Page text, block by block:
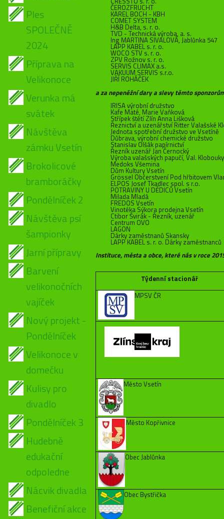
Ples
SPOLEČNĚ
2024
Příprava na
Velikonoce
Verunka má
svátek
Návštěva
zámku Vsetín
Brokolicové
bramboráčky
Pondělníček 2
Návštěva psí
šampionky
Jarní přípravy
Barvení
velikonočních
vajíček
Nový projekt -
Pondělníček
Velikonoce v
domečku
Kulisy pro
divadlo
Pondělníček 3
Hudebně
edukační
odpoledne
Nácvik divadla
Benefiční akce
ČEROZFRUCHT
KAREL BOCH - KBH
COMET SYSTEM
H&B Delta, s. r. o.
TVD - Technická výroba, a. s.
Ing MARTINA SIVALOVÁ, Jablůnka 547
LAPP KABEL s. r. o.
WOCO STV s. r. o.
ZPV Rožnov s. r. o.
SERVIS CLIMAX a.s.
VAKUUM SERVIS s.r.o.
JIŘÍ ROHÁČEK
a za nepeněžní dary a slevy těmto
IRISA výrobní družstvo
Kafe Maté, Marie Vaňková
Střípek štětí Zlín Anna Lišková
Řeznictví a uzenářství Ritter Valašské
Jednota spotřební družstvo ve Vsetíně
Důbrava, výrobní chemické družstvo
Stanislav Olšák papírnictví
Řezník uzenář Jan Černocký
Výroba valašských papučí, Val.
Medoks Všemina
Dům Kultury Vsetín
Grössel Občerstvení Pod hřbitovem
ELPOS Josef Tkadlec spol. s r.o.
POTRAVINY U DĚDICŮ Vsetín
Milada Mladá
FREDOS Vsetín
Vinotéka Sýkora prodejna Vsetín
Ctibor Švirák - Řezník, uzenář
Centrum OVO
LAGON
Dárky zaměstnanů Skansky
LAPP KABEL s. r. o. Dárky zaměstnanců
Instituce, města a obce, které nás v roce
Týdenní stacionář
MPSV ČR
Město Vsetín
Město Kopřivnice
Obec Jablůnka
Obec Bystřička